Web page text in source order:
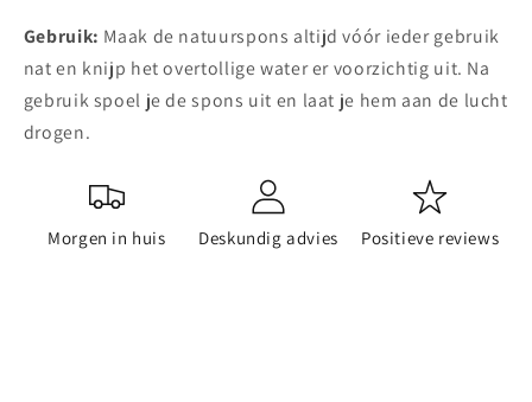
Gebruik: Maak de natuurspons altijd vóór ieder gebruik
nat en knijp het overtollige water er voorzichtig uit. Na
gebruik spoel je de spons uit en laat je hem aan de lucht
drogen.
Morgen in huis Deskundig advies Positieve reviews